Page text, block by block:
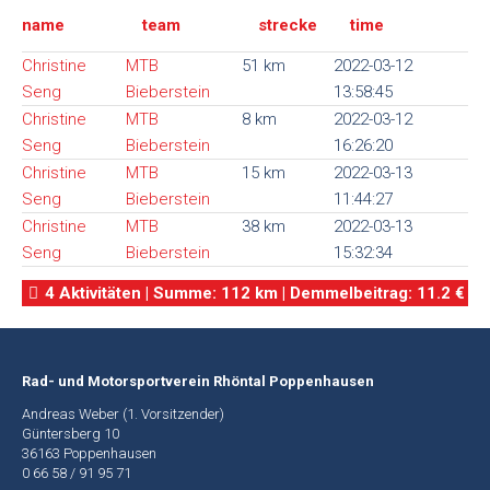
Alte
Webseite
name team strecke time
Christine
Seng
MTB
Bieberstein
51 km
2022-03-12
13:58:45
Christine
Seng
MTB
Bieberstein
8 km
2022-03-12
16:26:20
Christine
Seng
MTB
Bieberstein
15 km
2022-03-13
11:44:27
Christine
Seng
MTB
Bieberstein
38 km
2022-03-13
15:32:34
4 Aktivitäten | Summe: 112 km | Demmelbeitrag: 11.2 €
Rad- und Motorsportverein Rhöntal Poppenhausen
Andreas Weber (1. Vorsitzender)
Güntersberg 10
36163 Poppenhausen
0 66 58 / 91 95 71